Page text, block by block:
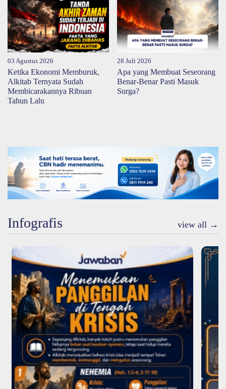
03 Agustus 2026
Ketika Ekonomi Memburuk,
Alkitab Ternyata Sudah
Membicarakannya Ribuan
Tahun Lalu
28 Juli 2026
Apa yang Membuat Seseorang
Benar-Benar Pasti Masuk
Surga?
Infografis view all →